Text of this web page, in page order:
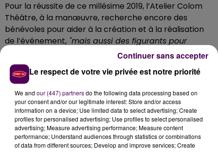
Pour la réussite de ce millésime 2019, l’Atelier Colom
Théâtre, à la manœuvre, recherche encore des
bénévoles pour aider à la création et à la réalisation
de l’événement, "mais aussi des figurants pour
donner vie à différents spectacles"précise-t-on.
Du Moyen-Âge aux années trente
Celles et ceux qui seraient tentés de donner un peu de
leur temps et de leur personne pour ce festival de rue
dont les mises en scène vont du Moyen-Âge aux
années trente, sont invités à consulter le site de
l'association,www.ateliercolom.net, mais aussi et
surtout à se manifester par téléphone, en composant
Le respect de votre vie privée est notre priorité
We and our (447) partnersdo the following data processing based on
your consent and/or our legitimate interest: Store and/or access
information on a device; Use limited data to select advertising; Create
profiles for personalised advertising; Use profiles to select personalised
advertising; Measure advertising performance; Measure content
performance; Understand audiences through statistics or combinations
of data from different sources; Develop and improve services; Create
Continuer sans accepter